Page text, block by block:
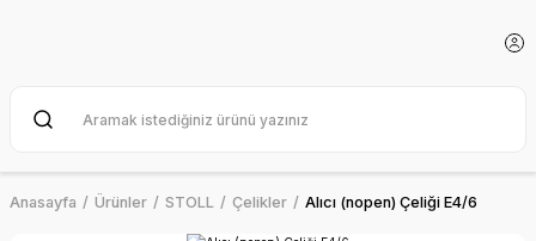
Anasayfa Ürünler STOLL Çelikler Alıcı (nopen) Çeliği E4/6